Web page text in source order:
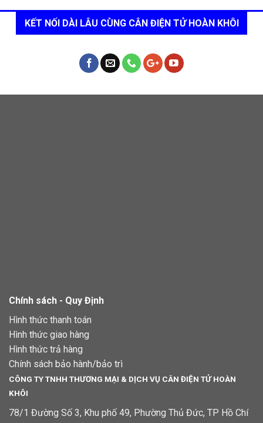
KẾT NỐI DÀI LÂU CÙNG CÂN ĐIỆN TỬ HOÀN KHÔI
Chính sách - Quy Định
Hình thức thanh toán
Hình thức giao hàng
Hình thức trả hàng
Chính sách bảo hành/bảo trì
CÔNG TY TNHH THƯƠNG MẠI & DỊCH VỤ CÂN ĐIỆN TỬ HOÀN
KHÔI
78/1 Đường Số 3, Khu phố 49, Phường Thủ Đức, TP Hồ Chí